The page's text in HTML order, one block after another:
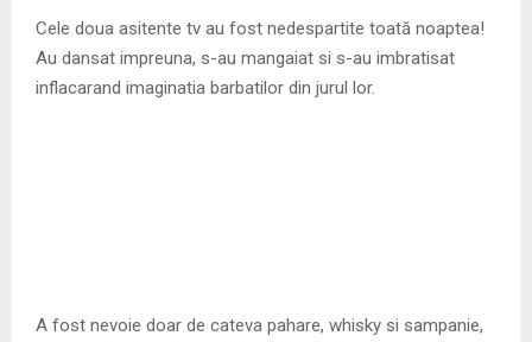
E
Cele doua asitente tv au fost nedespartite toată noaptea!
Au dansat impreuna, s-au mangaiat si s-au imbratisat
inflacarand imaginatia barbatilor din jurul lor.
A fost nevoie doar de cateva pahare, whisky si sampanie,